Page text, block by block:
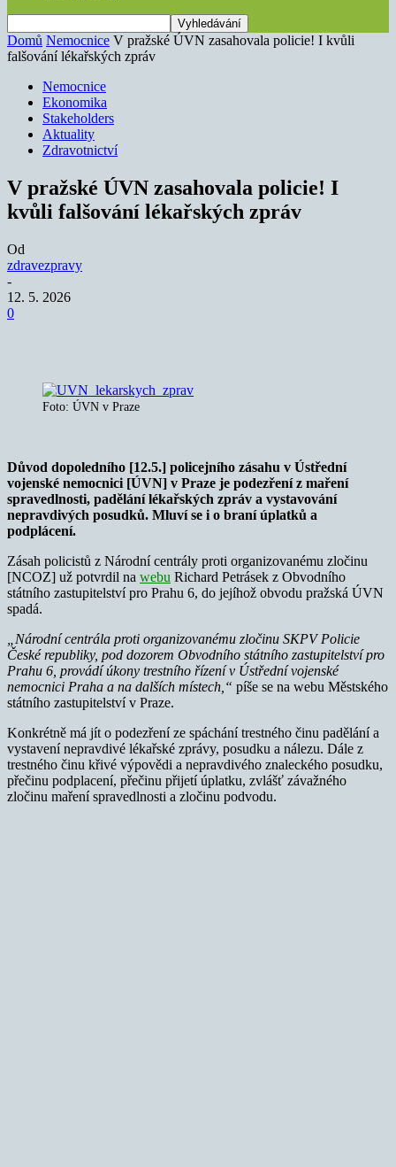
Domů Nemocnice V pražské ÚVN zasahovala policie! I kvůli
falšování lékařských zpráv
Nemocnice
Ekonomika
Stakeholders
Aktuality
Zdravotnictví
V pražské ÚVN zasahovala policie! I
kvůli falšování lékařských zpráv
Od
zdravezpravy
-
12. 5. 2026
0
Foto: ÚVN v Praze
Důvod dopoledního [12.5.] policejního zásahu v Ústřední
vojenské nemocnici [ÚVN] v Praze je podezření z maření
spravedlnosti, padělání lékařských zpráv a vystavování
nepravdivých posudků. Mluví se i o braní úplatků a
podplácení.
Zásah policistů z Národní centrály proti organizovanému zločinu
[NCOZ] už potvrdil na webu Richard Petrásek z Obvodního
státního zastupitelství pro Prahu 6, do jejíhož obvodu pražská ÚVN
spadá.
„Národní centrála proti organizovanému zločinu SKPV Policie
České republiky, pod dozorem Obvodního státního zastupitelství pro
Prahu 6, provádí úkony trestního řízení v Ústřední vojenské
nemocnici Praha a na dalších místech,“ píše se na webu Městského
státního zastupitelství v Praze.
Konkrétně má jít o podezření ze spáchání trestného činu padělání a
vystavení nepravdivé lékařské zprávy, posudku a nálezu. Dále z
trestného činu křivé výpovědi a nepravdivého znaleckého posudku,
přečinu podplacení, přečinu přijetí úplatku, zvlášť závažného
zločinu maření spravedlnosti a zločinu podvodu.